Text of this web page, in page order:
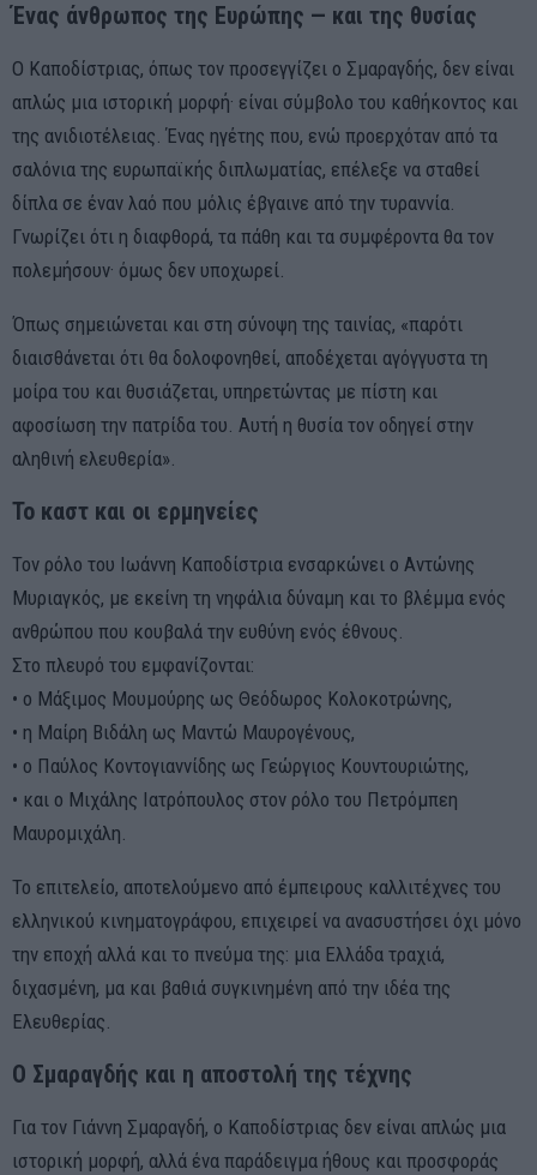
Ένας άνθρωπος της Ευρώπης — και της θυσίας
Ο Καποδίστριας, όπως τον προσεγγίζει ο Σμαραγδής, δεν είναι
απλώς μια ιστορική μορφή· είναι σύμβολο του καθήκοντος και
της ανιδιοτέλειας. Ένας ηγέτης που, ενώ προερχόταν από τα
σαλόνια της ευρωπαϊκής διπλωματίας, επέλεξε να σταθεί
δίπλα σε έναν λαό που μόλις έβγαινε από την τυραννία.
Γνωρίζει ότι η διαφθορά, τα πάθη και τα συμφέροντα θα τον
πολεμήσουν· όμως δεν υποχωρεί.
Όπως σημειώνεται και στη σύνοψη της ταινίας, «παρότι
διαισθάνεται ότι θα δολοφονηθεί, αποδέχεται αγόγγυστα τη
μοίρα του και θυσιάζεται, υπηρετώντας με πίστη και
αφοσίωση την πατρίδα του. Αυτή η θυσία τον οδηγεί στην
αληθινή ελευθερία».
Το καστ και οι ερμηνείες
Τον ρόλο του Ιωάννη Καποδίστρια ενσαρκώνει ο Αντώνης
Μυριαγκός, με εκείνη τη νηφάλια δύναμη και το βλέμμα ενός
ανθρώπου που κουβαλά την ευθύνη ενός έθνους.
Στο πλευρό του εμφανίζονται:
• ο Μάξιμος Μουμούρης ως Θεόδωρος Κολοκοτρώνης,
• η Μαίρη Βιδάλη ως Μαντώ Μαυρογένους,
• ο Παύλος Κοντογιαννίδης ως Γεώργιος Κουντουριώτης,
• και ο Μιχάλης Ιατρόπουλος στον ρόλο του Πετρόμπεη
Μαυρομιχάλη.
Το επιτελείο, αποτελούμενο από έμπειρους καλλιτέχνες του
ελληνικού κινηματογράφου, επιχειρεί να ανασυστήσει όχι μόνο
την εποχή αλλά και το πνεύμα της: μια Ελλάδα τραχιά,
διχασμένη, μα και βαθιά συγκινημένη από την ιδέα της
Ελευθερίας.
Ο Σμαραγδής και η αποστολή της τέχνης
Για τον Γιάννη Σμαραγδή, ο Καποδίστριας δεν είναι απλώς μια
ιστορική μορφή, αλλά ένα παράδειγμα ήθους και προσφοράς